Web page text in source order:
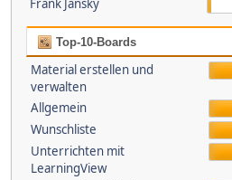
Frank Jansky
Top-10-Boards
Material erstellen und
verwalten
Allgemein
Wunschliste
Unterrichten mit
LearningView